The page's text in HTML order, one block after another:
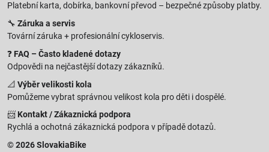
Platební karta, dobírka, bankovní převod – bezpečné způsoby platby.
🔧 Záruka a servis
Tovární záruka + profesionální cykloservis.
❓ FAQ – Často kladené dotazy
Odpovědi na nejčastější dotazy zákazníků.
📐 Výběr velikosti kola
Pomůžeme vybrat správnou velikost kola pro děti i dospělé.
📨 Kontakt / Zákaznická podpora
Rychlá a ochotná zákaznická podpora v případě dotazů.
© 2026 SlovakiaBike